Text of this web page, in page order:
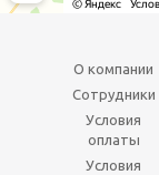
О компании
Сотрудники
Условия
оплаты
Условия